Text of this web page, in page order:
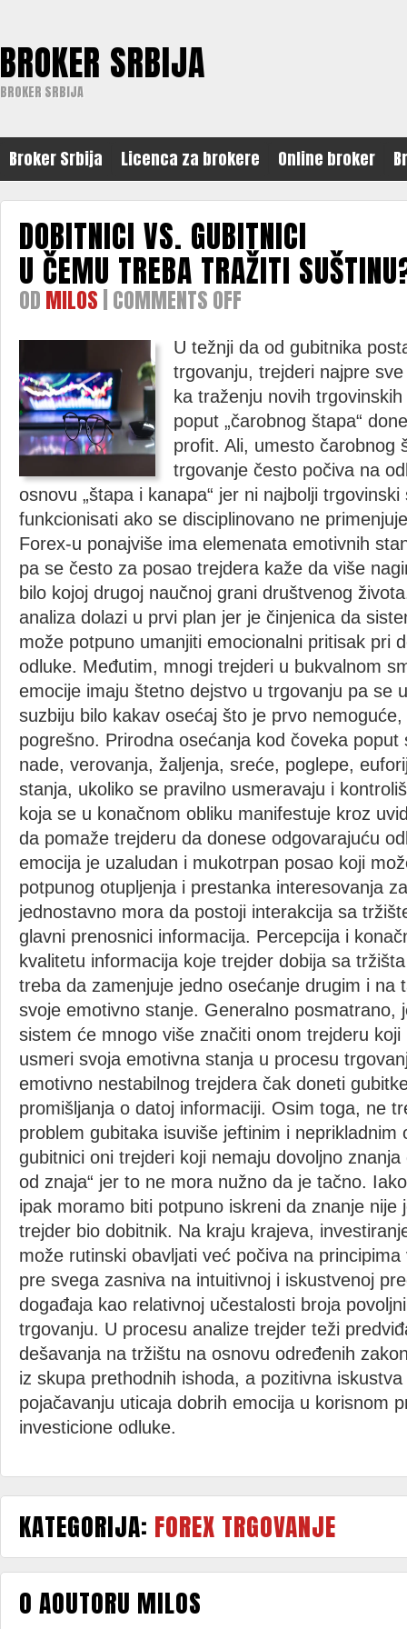
BROKER SRBIJA
BROKER SRBIJA
Broker Srbija Licenca za brokere Online broker
DOBITNICI VS. GUBITNICI
U ČEMU TREBA TRAŽITI
OD MILOS COMMENTS OFF
VS.
GUBITNICI
U
ČEMU
TREBA
TRAŽITI
SUŠTINU?
U težnji da od gubitnika
trgovanju, trejderi najpre
ka traženju novih
poput „čarobnog štapa“
profit. Ali, umesto čarobnog
trgovanje često počiva na
osnovu „štapa i kanapa“ jer ni najbolji
funkcionisati ako se disciplinovano ne
Forex-u ponajviše ima elemenata emotivnih
pa se često za posao trejdera kaže da više
bilo kojoj drugoj naučnoj grani društvenog
analiza dolazi u prvi plan jer je činjenica da
može potpuno umanjiti emocionalni pritisak pri
odluke. Međutim, mnogi trejderi u bukvalnom
emocije imaju štetno dejstvo u trgovanju pa se
suzbiju bilo kakav osećaj što je prvo
pogrešno. Prirodna osećanja kod čoveka
nade, verovanja, žaljenja, sreće, poglepe,
stanja, ukoliko se pravilno usmeravaju i
koja se u konačnom obliku manifestuje kroz
da pomaže trejderu da donese odgovarajuću
emocija je uzaludan i mukotrpan posao koji
potpunog otupljenja i prestanka interesovanja
jednostavno mora da postoji interakcija sa
glavni prenosnici informacija. Percepcija i
kvalitetu informacija koje trejder dobija sa
treba da zamenjuje jedno osećanje drugim i na
svoje emotivno stanje. Generalno posmatrano,
sistem će mnogo više značiti onom trejderu
usmeri svoja emotivna stanja u procesu
emotivno nestabilnog trejdera čak doneti
promišljanja o datoj informaciji. Osim toga, ne
problem gubitaka isuviše jeftinim i neprikladnim
gubitnici oni trejderi koji nemaju dovoljno znanja
od znaja“ jer to ne mora nužno da je tačno.
ipak moramo biti potpuno iskreni da znanje nije
trejder bio dobitnik. Na kraju krajeva,
može rutinski obavljati već počiva na
pre svega zasniva na intuitivnoj i iskustvenoj
događaja kao relativnoj učestalosti broja
trgovanju. U procesu analize trejder teži
dešavanja na tržištu na osnovu određenih
iz skupa prethodnih ishoda, a pozitivna
pojačavanju uticaja dobrih emocija u korisnom
investicione odluke.
KATEGORIJA: FOREX TRGOVANJE
O AOUTORU MILOS